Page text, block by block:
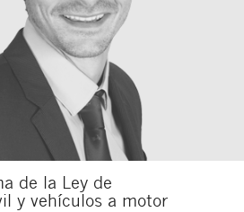
de la Ley de
y vehículos a motor